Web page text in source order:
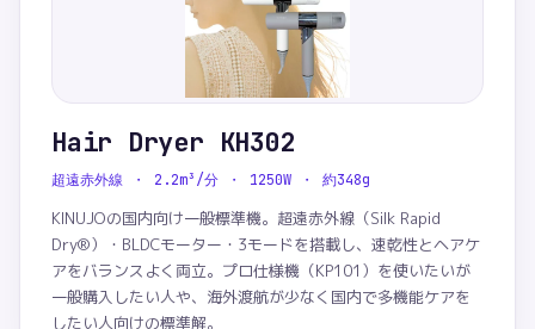
Hair Dryer KH302
超遠赤外線 ・ 2.2m³/分 ・ 1250W ・ 約348g
KINUJOの国内向け一般標準機。超遠赤外線（Silk Rapid
Dry®）・BLDCモーター・3モードを搭載し、速乾性とヘアケ
アをバランスよく両立。プロ仕様機（KP101）を使いたいが
一般購入したい人や、海外渡航が少なく国内で多機能ケアを
したい人向けの標準解。